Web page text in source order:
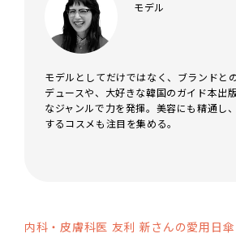
モデル
モデルとしてだけではなく、ブランドと
デュースや、大好きな韓国のガイド本出
なジャンルで力を発揮。美容にも精通し
するコスメも注目を集める。
内科・皮膚科医 友利 新さんの愛用日傘